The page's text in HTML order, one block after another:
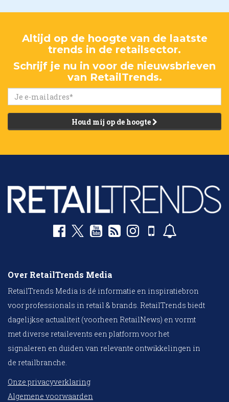
Altijd op de hoogte van de laatste
trends in de retailsector.
Schrijf je nu in voor de nieuwsbrieven
van RetailTrends.
Houd mij op de hoogte
Over RetailTrends Media
RetailTrends Media is dé informatie en inspiratiebron
voor professionals in retail & brands. RetailTrends biedt
dagelijkse actualiteit (voorheen RetailNews) en vormt
met diverse retailevents een platform voor het
signaleren en duiden van relevante ontwikkelingen in
de retailbranche.
Onze privacyverklaring
Algemene voorwaarden